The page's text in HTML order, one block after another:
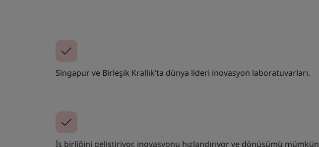
Singapur ve Birleşik Krallık’ta dünya lideri inovasyon laboratuvarları.
İş birliğini geliştiriyor, inovasyonu hızlandırıyor ve dönüşümü mümkün